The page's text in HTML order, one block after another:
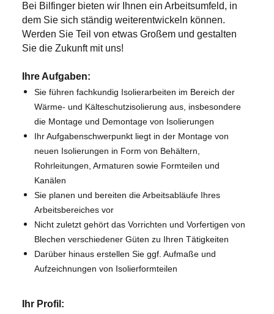
Bei Bilfinger bieten wir Ihnen ein Arbeitsumfeld, in
dem Sie sich ständig weiterentwickeln können.
Werden Sie Teil von etwas Großem und gestalten
Sie die Zukunft mit uns!
Ihre Aufgaben:
Sie führen fachkundig Isolierarbeiten im Bereich der
Wärme- und Kälteschutzisolierung aus, insbesondere
die Montage und Demontage von Isolierungen
Ihr Aufgabenschwerpunkt liegt in der Montage von
neuen Isolierungen in Form von Behältern,
Rohrleitungen, Armaturen sowie Formteilen und
Kanälen
Sie planen und bereiten die Arbeitsabläufe Ihres
Arbeitsbereiches vor
Nicht zuletzt gehört das Vorrichten und Vorfertigen von
Blechen verschiedener Güten zu Ihren Tätigkeiten
Darüber hinaus erstellen Sie ggf. Aufmaße und
Aufzeichnungen von Isolierformteilen
Ihr Profil: